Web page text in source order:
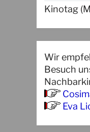
Kinotag
Wir
Besuch
Eva